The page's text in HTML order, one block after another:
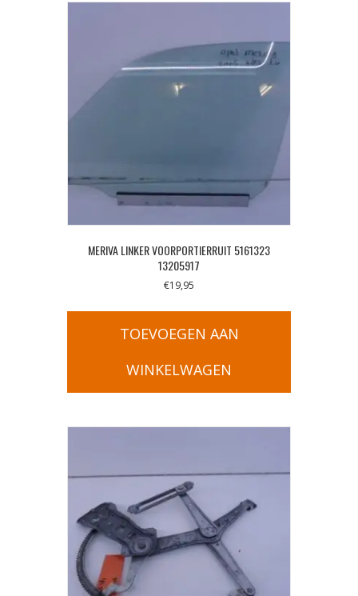
MERIVA LINKER VOORPORTIERRUIT 5161323
13205917
€19,95
TOEVOEGEN AAN
WINKELWAGEN